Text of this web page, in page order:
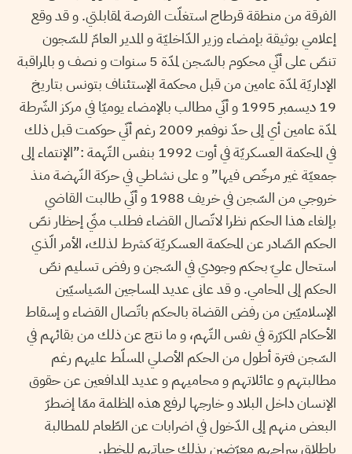
الفرقة من منطقة قرطاج استغلّت الفرصة لمقابلتي. و قد وقع
إعلامي بوثيقة بإمضاء وزير الدّاخليّة و المدير العامّ للسّجون
تنصّ على أنّي محكوم بالسّجن لمدّة 5 سنوات و نصف و بالمراقبة
الإداريّة لمدّة عامين من قبل محكمة الإستئناف بتونس بتاريخ
19 ديسمبر 1995 و أنّي مطالب بالإمضاء يوميّا في مركز الشّرطة
لمدّة عامين أي إلى حدّ نوفمبر 2009 رغم أنّي حوكمت قبل ذلك
في المحكمة العسكريّة في أوت 1992 بنفس التّهمة :”الإنتماء إلى
جمعيّة غير مرخّص فيها” و على نشاطي في حركة النّهضة منذ
خروجي من السّجن في خريف 1988 و أنّي طالبت القاضي
بإلغاء هذا الحكم نظرا لاتّصال القضاء فطلب منّي إحظار نصّ
الحكم الصّادر عن المحكمة العسكريّة كشرط لذلك، الأمر الّذي
استحال عليّ بحكم وجودي في السّجن و رفض تسليم نصّ
الحكم إلى المحامي. و قد عانى عديد المساجين السّياسيّين
الإسلاميّين من رفض القضاة بالحكم باتّصال القضاء و إسقاط
الأحكام المكرّرة في نفس التّهم، و ما نتج عن ذلك من بقائهم في
السّجن فترة أطول من الحكم الأصلي المسلّط عليهم رغم
مطالبتهم و عائلاتهم و محاميهم و عديد المدافعين عن حقوق
الإنسان داخل البلاد و خارجها لرفع هذه المظلمة ممّا إضطرّ
البعض منهم إلى الدّخول في اضرابات عن الطّعام للمطالبة
بإطلاق سراحهم معرّضين بذلك حياتهم للخطر.